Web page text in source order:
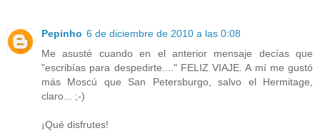
Pepinho 6 de diciembre de 2010 a las 0:08
Me asusté cuando en el anterior mensaje decías que
"escribías para despedirte...." FELIZ VIAJE. A mí me gustó
más Moscú que San Petersburgo, salvo el Hermitage,
claro... ;-)
¡Qué disfrutes!